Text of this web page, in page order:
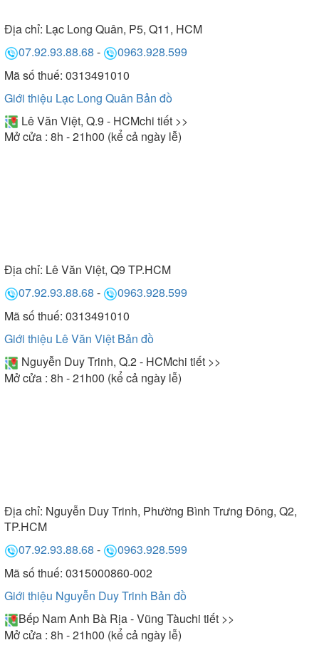
Địa chỉ: Lạc Long Quân, P5, Q11, HCM
07.92.93.88.68 -
0963.928.599
Mã số thuế: 0313491010
Giới thiệu Lạc Long Quân Bản đồ
Lê Văn Việt, Q.9 - HCMchi tiết >>
Mở cửa : 8h - 21h00 (kể cả ngày lễ)
Địa chỉ: Lê Văn Việt, Q9 TP.HCM
07.92.93.88.68 -
0963.928.599
Mã số thuế: 0313491010
Giới thiệu Lê Văn Việt Bản đồ
Nguyễn Duy Trinh, Q.2 - HCMchi tiết >>
Mở cửa : 8h - 21h00 (kể cả ngày lễ)
Địa chỉ: Nguyễn Duy Trinh, Phường Bình Trưng Đông, Q2,
TP.HCM
07.92.93.88.68 -
0963.928.599
Mã số thuế: 0315000860-002
Giới thiệu Nguyễn Duy Trinh Bản đồ
Bếp Nam Anh Bà Rịa - Vũng Tàuchi tiết >>
Mở cửa : 8h - 21h00 (kể cả ngày lễ)